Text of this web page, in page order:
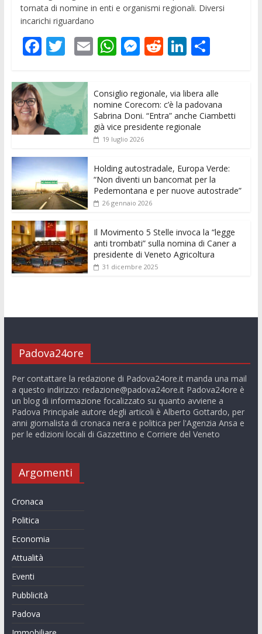
tornata di nomine in enti e organismi regionali. Diversi
incarichi riguardano
F
e
b
o
o
k
T
itt
er
E
l
W
at
s
A
p
M
e
n
g
R
di
t
Li
k
e
dI
C
n
di
vi
Consiglio regionale, via libera alle
nomine Corecom: c’è la padovana
Sabrina Doni. “Entra” anche Ciambetti
già vice presidente regionale
19 luglio 2026
Holding autostradale, Europa Verde:
“Non diventi un bancomat per la
Pedemontana e per nuove autostrade”
26 gennaio 2026
Il Movimento 5 Stelle invoca la “legge
anti trombati” sulla nomina di Caner a
presidente di Veneto Agricoltura
31 dicembre 2025
Padova24ore
Per contattare la redazione di Padova24ore.it manda una mail
a questo indirizzo: redazione@padova24ore.itPadova24ore è
un blog di informazione focalizzato su quanto avviene a
Padova Principale autore degli articoli è Alberto Gottardo, per
anni giornalista di cronaca nera e politica per l'Agenzia Ansa e
per le edizioni locali di Gazzettino e Corriere del Veneto
Argomenti
Cronaca
Politica
Economia
Attualità
Eventi
Pubblicità
Padova